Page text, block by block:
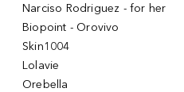
Narciso Rodriguez - for her
Biopoint - Orovivo
Skin1004
Lolavie
Orebella